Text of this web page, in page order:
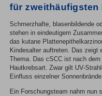
für zweithäufigsten
Schmerzhafte, blasenbildende
stehen in eindeutigem
das kutane
Kindesalter auftreten. Das zeigt
Thema. Das cSCC ist nach
Hautkrebsart. Zwar gilt UV-
Einfluss einzelner
Ein Forschungsteam nahm nun